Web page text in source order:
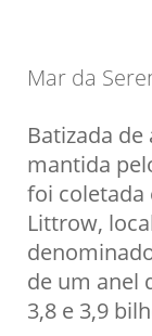
Mar da
Batizada
mantida
foi coletada
Littrow,
de um anel
3,8 e 3,9